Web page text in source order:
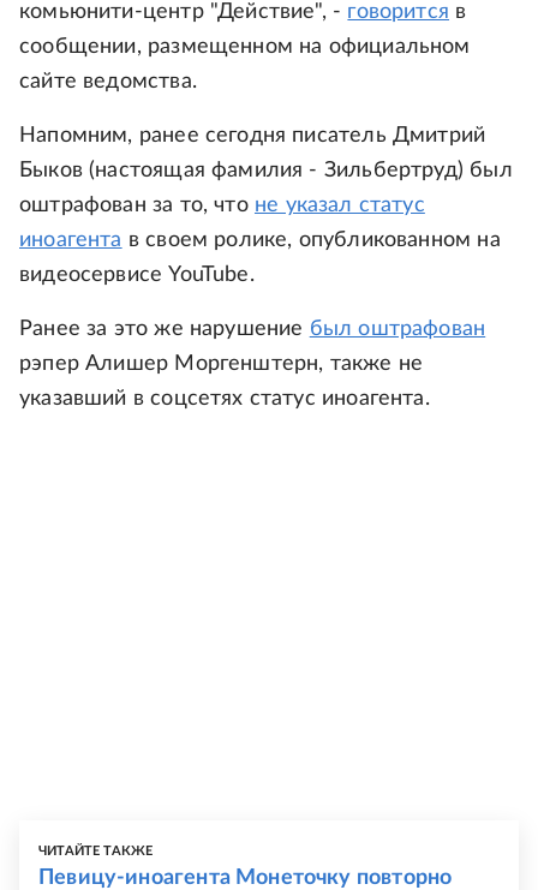
комьюнити-центр "Действие", - говорится в
сообщении, размещенном на официальном
сайте ведомства.
Напомним, ранее сегодня писатель Дмитрий
Быков (настоящая фамилия - Зильбертруд) был
оштрафован за то, что не указал статус
иноагента в своем ролике, опубликованном на
видеосервисе YouTube.
Ранее за это же нарушение был оштрафован
рэпер Алишер Моргенштерн, также не
указавший в соцсетях статус иноагента.
ЧИТАЙТЕ ТАКЖЕ
Певицу-иноагента Монеточку повторно